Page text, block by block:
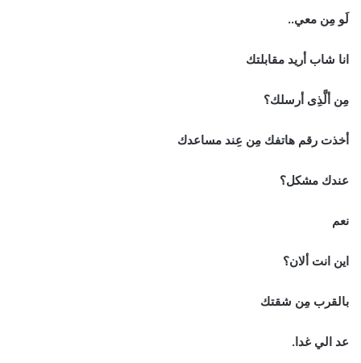
لَو مِن معي..
انا شاب أريد مقابلتك
مِن ألَّذِى أرسلك؟
أخذت رقم هاتفك مِن عِند مساعدك
عندك مشكل؟
نعم
اين انت ألان؟
بالقرب مِن شقتك
عد الي غدا.